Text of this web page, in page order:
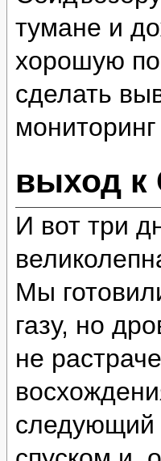
тумане и
хорошую
сделать
выход к
И вот три
Мы
газу, но
не
следующий